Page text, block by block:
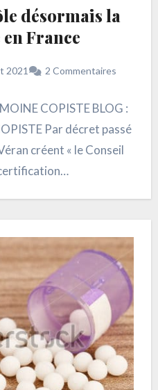
désormais la
France
2021 2 Commentaires
COPISTE BLOG :
Par décret passé
créent « le Conseil